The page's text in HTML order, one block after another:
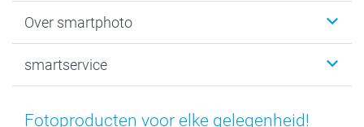
Fotoprints, Fotoposter & Fotoalbum met fotoprints
MyNameBook
Stickers en Etiketten
Baby
Communie- en Lentefeest
Geschenken voor hem
Over smartphoto
Duurzaamheid
Voorwaarden
smartservice
smartgarantie
Fotoproducten voor elke gelegenheid!